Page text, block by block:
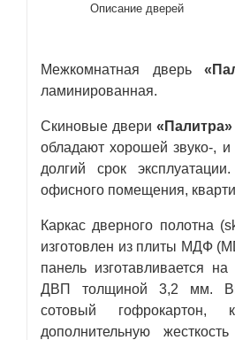
Описание дверей
Межкомнатная дверь
ламинированная.
Скиновые двери«Палитра»
обладают хорошей звуко-,
долгий срок
офисного помещения,
Каркас дверного полотна
изготовлен из плиты МДФ
панель изготавливается
ДВП толщиной 3,2 мм.
сотовый гофрокартон,
дополнительную